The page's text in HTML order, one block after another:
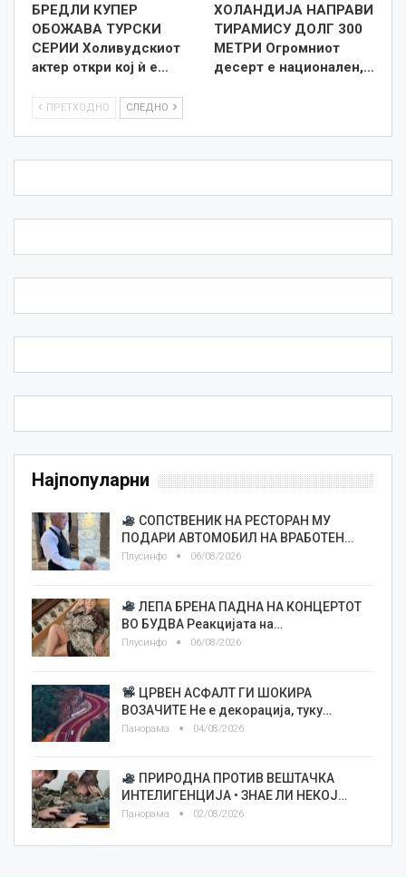
БРЕДЛИ КУПЕР
ОБОЖАВА ТУРСКИ
СЕРИИ Холивудскиот
актер откри кој ѝ е…
ХОЛАНДИЈА НАПРАВИ
ТИРАМИСУ ДОЛГ 300
МЕТРИ Огромниот
десерт е национален,…
ПРЕТХОДНО СЛЕДНО
Најпопуларни
СОПСТВЕНИК НА РЕСТОРАН МУ
ПОДАРИ АВТОМОБИЛ НА ВРАБОТЕН…
Плусинфо 06/08/2026
ЛЕПА БРЕНА ПАДНА НА КОНЦЕРТОТ
ВО БУДВА Реакцијата на…
Плусинфо 06/08/2026
ЦРВЕН АСФАЛТ ГИ ШОКИРА
ВОЗАЧИТЕ Не е декорација, туку…
Панорама 04/08/2026
ПРИРОДНА ПРОТИВ ВЕШТАЧКА
ИНТЕЛИГЕНЦИЈА • ЗНАЕ ЛИ НЕКОЈ…
Панорама 02/08/2026